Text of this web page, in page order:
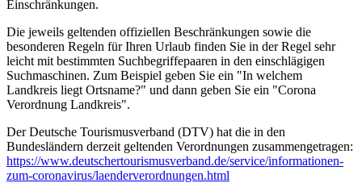
Einschränkungen.
Die jeweils geltenden offiziellen Beschränkungen sowie die
besonderen Regeln für Ihren Urlaub finden Sie in der Regel sehr
leicht mit bestimmten Suchbegriffepaaren in den einschlägigen
Suchmaschinen. Zum Beispiel geben Sie ein "In welchem
Landkreis liegt Ortsname?" und dann geben Sie ein "Corona
Verordnung Landkreis".
Der Deutsche Tourismusverband (DTV) hat die in den
Bundesländern derzeit geltenden Verordnungen zusammengetragen:
https://www.deutscher­tourismusverband.de/­service/­informationen-
zum-coronavirus/­laenderverordnungen.html